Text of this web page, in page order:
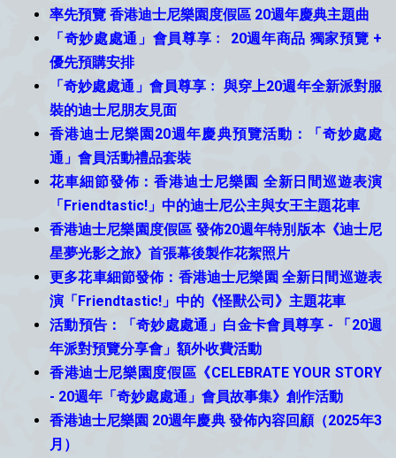
率先預覽 香港迪士尼樂園度假區 20週年慶典主題曲
「奇妙處處通」會員尊享﹕ 20週年商品 獨家預覽 +
優先預購安排
「奇妙處處通」會員尊享﹕ 與穿上20週年全新派對服
裝的迪士尼朋友見面
香港迪士尼樂園20週年慶典預覽活動：「奇妙處處
通」會員活動禮品套裝
花車細節發佈：香港迪士尼樂園 全新日間巡遊表演
「Friendtastic!」中的迪士尼公主與女王主題花車
香港迪士尼樂園度假區 發佈20週年特別版本《迪士尼
星夢光影之旅》首張幕後製作花絮照片
更多花車細節發佈：香港迪士尼樂園 全新日間巡遊表
演「Friendtastic!」中的《怪獸公司》主題花車
活動預告：「奇妙處處通」白金卡會員尊享 - 「20週
年派對預覽分享會」額外收費活動
香港迪士尼樂園度假區《CELEBRATE YOUR STORY
- 20週年「奇妙處處通」會員故事集》創作活動
香港迪士尼樂園 20週年慶典 發佈內容回顧（2025年3
月）